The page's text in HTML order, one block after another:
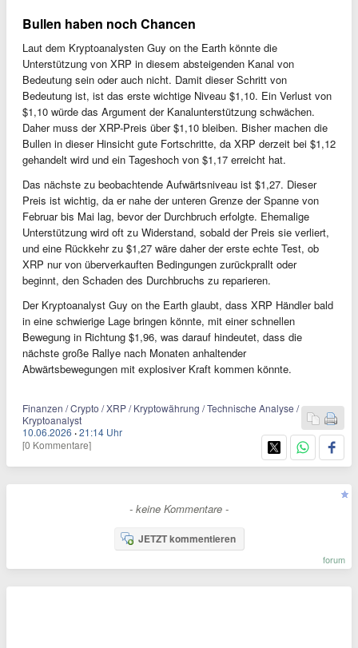
Bullen haben noch Chancen
Laut dem Kryptoanalysten Guy on the Earth könnte die
Unterstützung von XRP in diesem absteigenden Kanal von
Bedeutung sein oder auch nicht. Damit dieser Schritt von
Bedeutung ist, ist das erste wichtige Niveau $1,10. Ein Verlust von
$1,10 würde das Argument der Kanalunterstützung schwächen.
Daher muss der XRP-Preis über $1,10 bleiben. Bisher machen die
Bullen in dieser Hinsicht gute Fortschritte, da XRP derzeit bei $1,12
gehandelt wird und ein Tageshoch von $1,17 erreicht hat.
Das nächste zu beobachtende Aufwärtsniveau ist $1,27. Dieser
Preis ist wichtig, da er nahe der unteren Grenze der Spanne von
Februar bis Mai lag, bevor der Durchbruch erfolgte. Ehemalige
Unterstützung wird oft zu Widerstand, sobald der Preis sie verliert,
und eine Rückkehr zu $1,27 wäre daher der erste echte Test, ob
XRP nur von überverkauften Bedingungen zurückprallt oder
beginnt, den Schaden des Durchbruchs zu reparieren.
Der Kryptoanalyst Guy on the Earth glaubt, dass XRP Händler bald
in eine schwierige Lage bringen könnte, mit einer schnellen
Bewegung in Richtung $1,96, was darauf hindeutet, dass die
nächste große Rallye nach Monaten anhaltender
Abwärtsbewegungen mit explosiver Kraft kommen könnte.
Finanzen / Crypto / XRP / Kryptowährung / Technische Analyse /
Kryptoanalyst
10.06.2026 ·21:14 Uhr
[0 Kommentare]
- keine Kommentare -
JETZT kommentieren
forum